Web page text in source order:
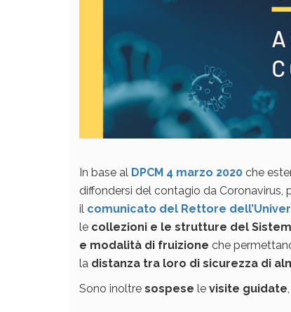
In base al DPCM 4 marzo 2020 che
diffondersi del contagio da
il comunicato del Rettore
le collezioni e le strutture del
e modalità di fruizione che
la distanza tra loro di sicurezza di
Sono inoltre sospese le visite guidate